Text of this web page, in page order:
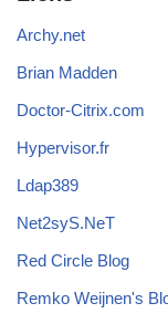
Archy.net
Brian Madden
Doctor-Citrix.com
Hypervisor.fr
Ldap389
Net2syS.NeT
Red Circle Blog
Remko Weijnen's